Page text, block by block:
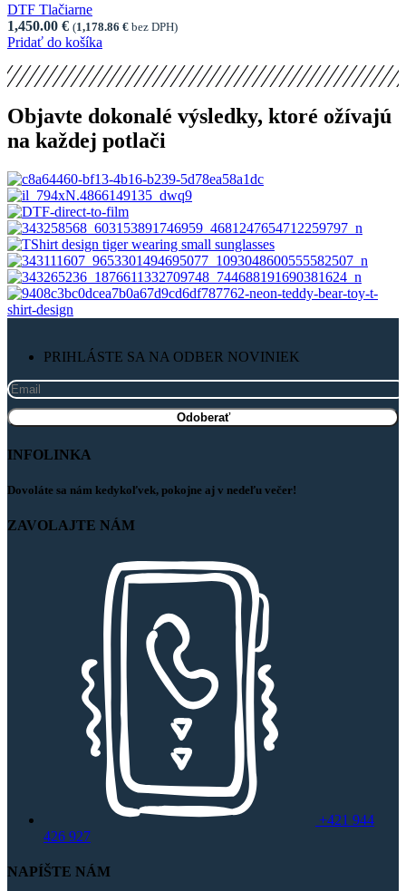
DTF Tlačiarne
1,450.00 € (1,178.86 € bez DPH)
Pridať do košíka
Objavte dokonalé výsledky, ktoré ožívajú
na každej potlači
PRIHLÁSTE SA NA ODBER NOVINIEK
INFOLINKA
Dovoláte sa nám kedykoľvek, pokojne aj v nedeľu večer!
ZAVOLAJTE NÁM
+421 944
426 927
NAPÍŠTE NÁM